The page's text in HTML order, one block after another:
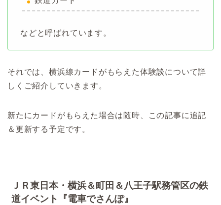
などと呼ばれています。
それでは、横浜線カードがもらえた体験談について詳
しくご紹介していきます。
新たにカードがもらえた場合は随時、この記事に追記
＆更新する予定です。
ＪＲ東日本・横浜＆町田＆八王子駅務管区の鉄
道イベント『電車でさんぽ』